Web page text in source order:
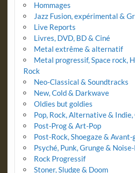
Hommages
Jazz Fusion, expérimental &
Live Reports
Livres, DVD, BD & Ciné
Metal extrême & alternatif
Metal progressif, Space rock,
Rock
Neo-Classical & Soundtracks
New, Cold & Darkwave
Oldies but goldies
Pop, Rock, Alternative &
Post-Prog & Art-Pop
Post-Rock, Shoegaze & Avant-
Psyché, Punk, Grunge &
Rock Progressif
Stoner, Sludge & Doom